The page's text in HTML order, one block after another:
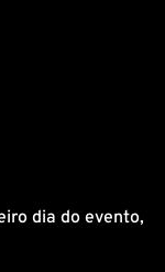
dia do evento,